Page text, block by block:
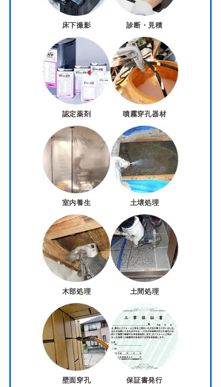
床下撮影 診断・見積
認定薬剤 噴霧穿孔器材
室内養生 土壌処理
木部処理 土間処理
壁面穿孔 保証書発行